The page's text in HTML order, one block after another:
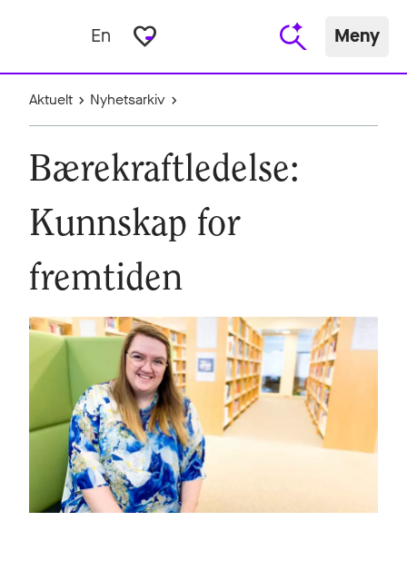
En favorite_border Meny
Aktuelt Nyhetsarkiv
Bærekraftledelse:
Kunnskap for
fremtiden